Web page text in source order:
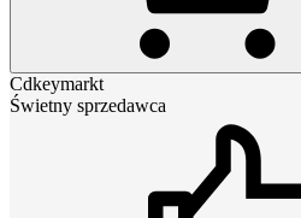
Cdkeymarkt
Świetny sprzedawca